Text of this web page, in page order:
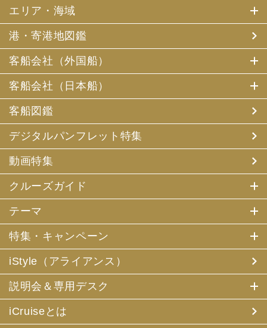
エリア・海域
港・寄港地図鑑
客船会社（外国船）
客船会社（日本船）
客船図鑑
デジタルパンフレット特集
動画特集
クルーズガイド
テーマ
特集・キャンペーン
iStyle（アライアンス）
説明会＆専用デスク
iCruiseとは